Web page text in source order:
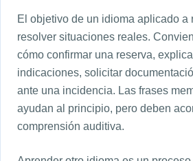
El objetivo de un idioma aplicado a
resolver situaciones reales.
cómo confirmar una reserva,
indicaciones, solicitar
ante una incidencia. Las frases
ayudan al principio, pero deben
comprensión auditiva.